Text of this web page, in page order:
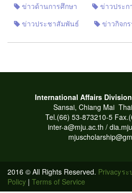
ข่าวด้านการศึกษา
ข่าวประก
ข่าวประชาสัมพันธ์
ข่าวกิจก
International Affairs Division
Sansai, Chiang Mai
Tel.(66) 53-873210-5
inter-a@mju.ac.th /
ระ
2016 © All Rights Reserved. Privacy
Policy | Terms of Service